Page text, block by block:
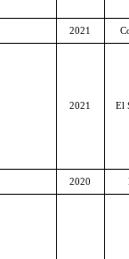
2021
2021 El
2020